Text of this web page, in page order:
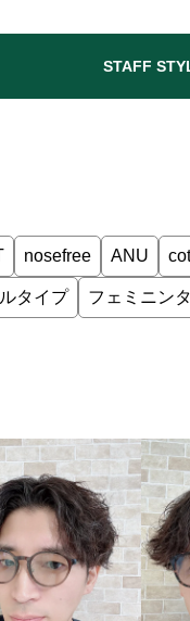
STAFF
nosefree ANU
タイプ フェミニン